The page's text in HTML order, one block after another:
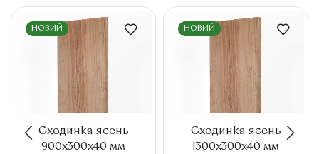
НОВИЙ
Сходинка ясень
900x300x40 мм
НОВИЙ
Сходинка ясень
1300x300x40 мм